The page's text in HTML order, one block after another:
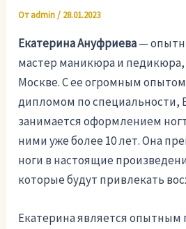
Отadmin/ 28.01.2023
Екатерина Ануфриева—
мастер маникюра и
Москве. С ее огромным
дипломом по специальности,
занимается оформлением
ними уже более 10 лет. Она
ноги в настоящие
которые будут привлекать
Екатерина является